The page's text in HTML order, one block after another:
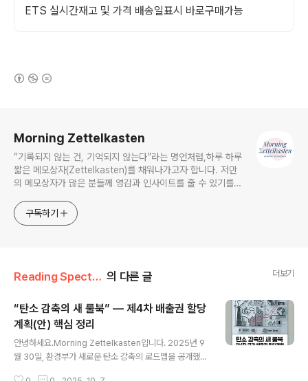
ETS 실시간재고 및 가격 배송일표시 바로구매가능
Morning Zettelkasten
“기록되지 않는 건, 기억되지 않는다”라는 명언처럼,하루 하루
짧은 메모상자(Zettelkasten)를 채워나가고자 합니다. 저만
의 메모상자가 많은 분들께 영감과 인사이트를 줄 수 있기를
구독하기
Reading Spectrum 의 다른 글 더보기
“탄소 감축의 새 룰북” — 제4차 배출권 할당
계획(안) 핵심 정리
안녕하세요.Morning Zettelkasten입니다. 2025년 9
월 30일, 환경부가 새로운 탄소 감축의 로드맵을 공개했습